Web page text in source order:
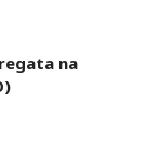
na